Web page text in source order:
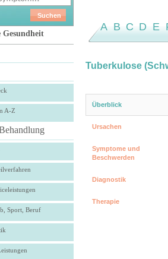
A-Z
Sport, Beruf
A B C D E
Tuberkulose
Überblick
Ursachen
Symptome und
Beschwerden
Diagnostik
Therapie